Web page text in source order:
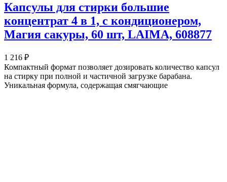
Капсулы для стирки большие
концентрат 4 в 1, с кондиционером,
Магия сакуры, 60 шт, LAIMA, 608877
1 216 ₽
Компактный формат позволяет дозировать количество капсул
на стирку при полной и частичной загрузке барабана.
Уникальная формула, содержащая смягчающие